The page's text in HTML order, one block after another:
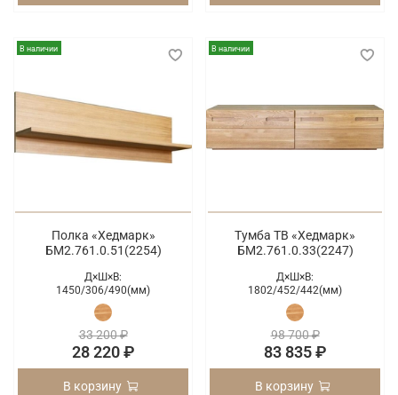
В наличии
Полка «Хедмарк»
БМ2.761.0.51(2254)
Д×Ш×В:
1450/306/490(мм)
33 200 ₽
28 220 ₽
В корзину
В наличии
Тумба ТВ «Хедмарк»
БМ2.761.0.33(2247)
Д×Ш×В:
1802/452/442(мм)
98 700 ₽
83 835 ₽
В корзину